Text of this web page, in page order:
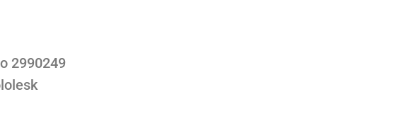
2990249